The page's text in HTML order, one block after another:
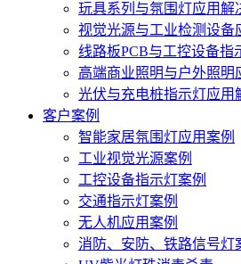
玩具系列与氛围灯应用解
视觉光源与工业检测设备
线路板PCB与工控设备指
高端商业照明与户外照明
光伏与充电桩指示灯应用
客户案例
智能家居氛围灯应用案例
工业视觉光源案例
工控设备指示灯案例
交通指示灯案例
无人机应用案例
消防、安防、铁路信号灯